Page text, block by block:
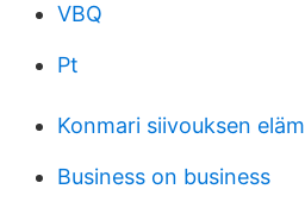
VBQ
Pt
Konmari siivouksen
Business on business